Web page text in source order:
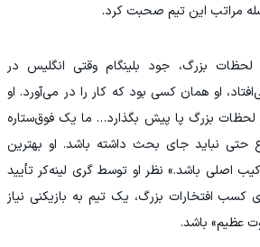
مراتب این تیم صحبت کرد.
بزرگ، جود بلینگام وقتی انگلیس در
او همان کسی بود که کار را در می‌آورد. او
بزرگ پا پیش بگذارد… ما یک فوق‌ستاره
حتی نباید جای بحث داشته باشد. او بهترین
اصلی باشد.» نظر او توسط گری لینه‌کر تأیید
افتخارات بزرگ، یک تیم به بازیکنی نیاز
عظیم» باشد.